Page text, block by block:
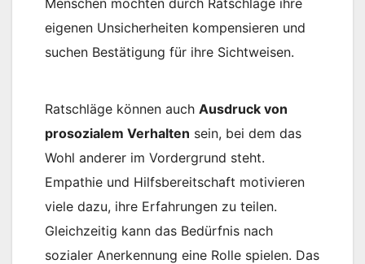
eigenen Unsicherheiten kompensieren und
suchen Bestätigung für ihre Sichtweisen.
Ratschläge können auch Ausdruck von
prosozialem Verhalten sein, bei dem das
Wohl anderer im Vordergrund steht.
Empathie und Hilfsbereitschaft motivieren
viele dazu, ihre Erfahrungen zu teilen.
Gleichzeitig kann das Bedürfnis nach
sozialer Anerkennung eine Rolle spielen. Das